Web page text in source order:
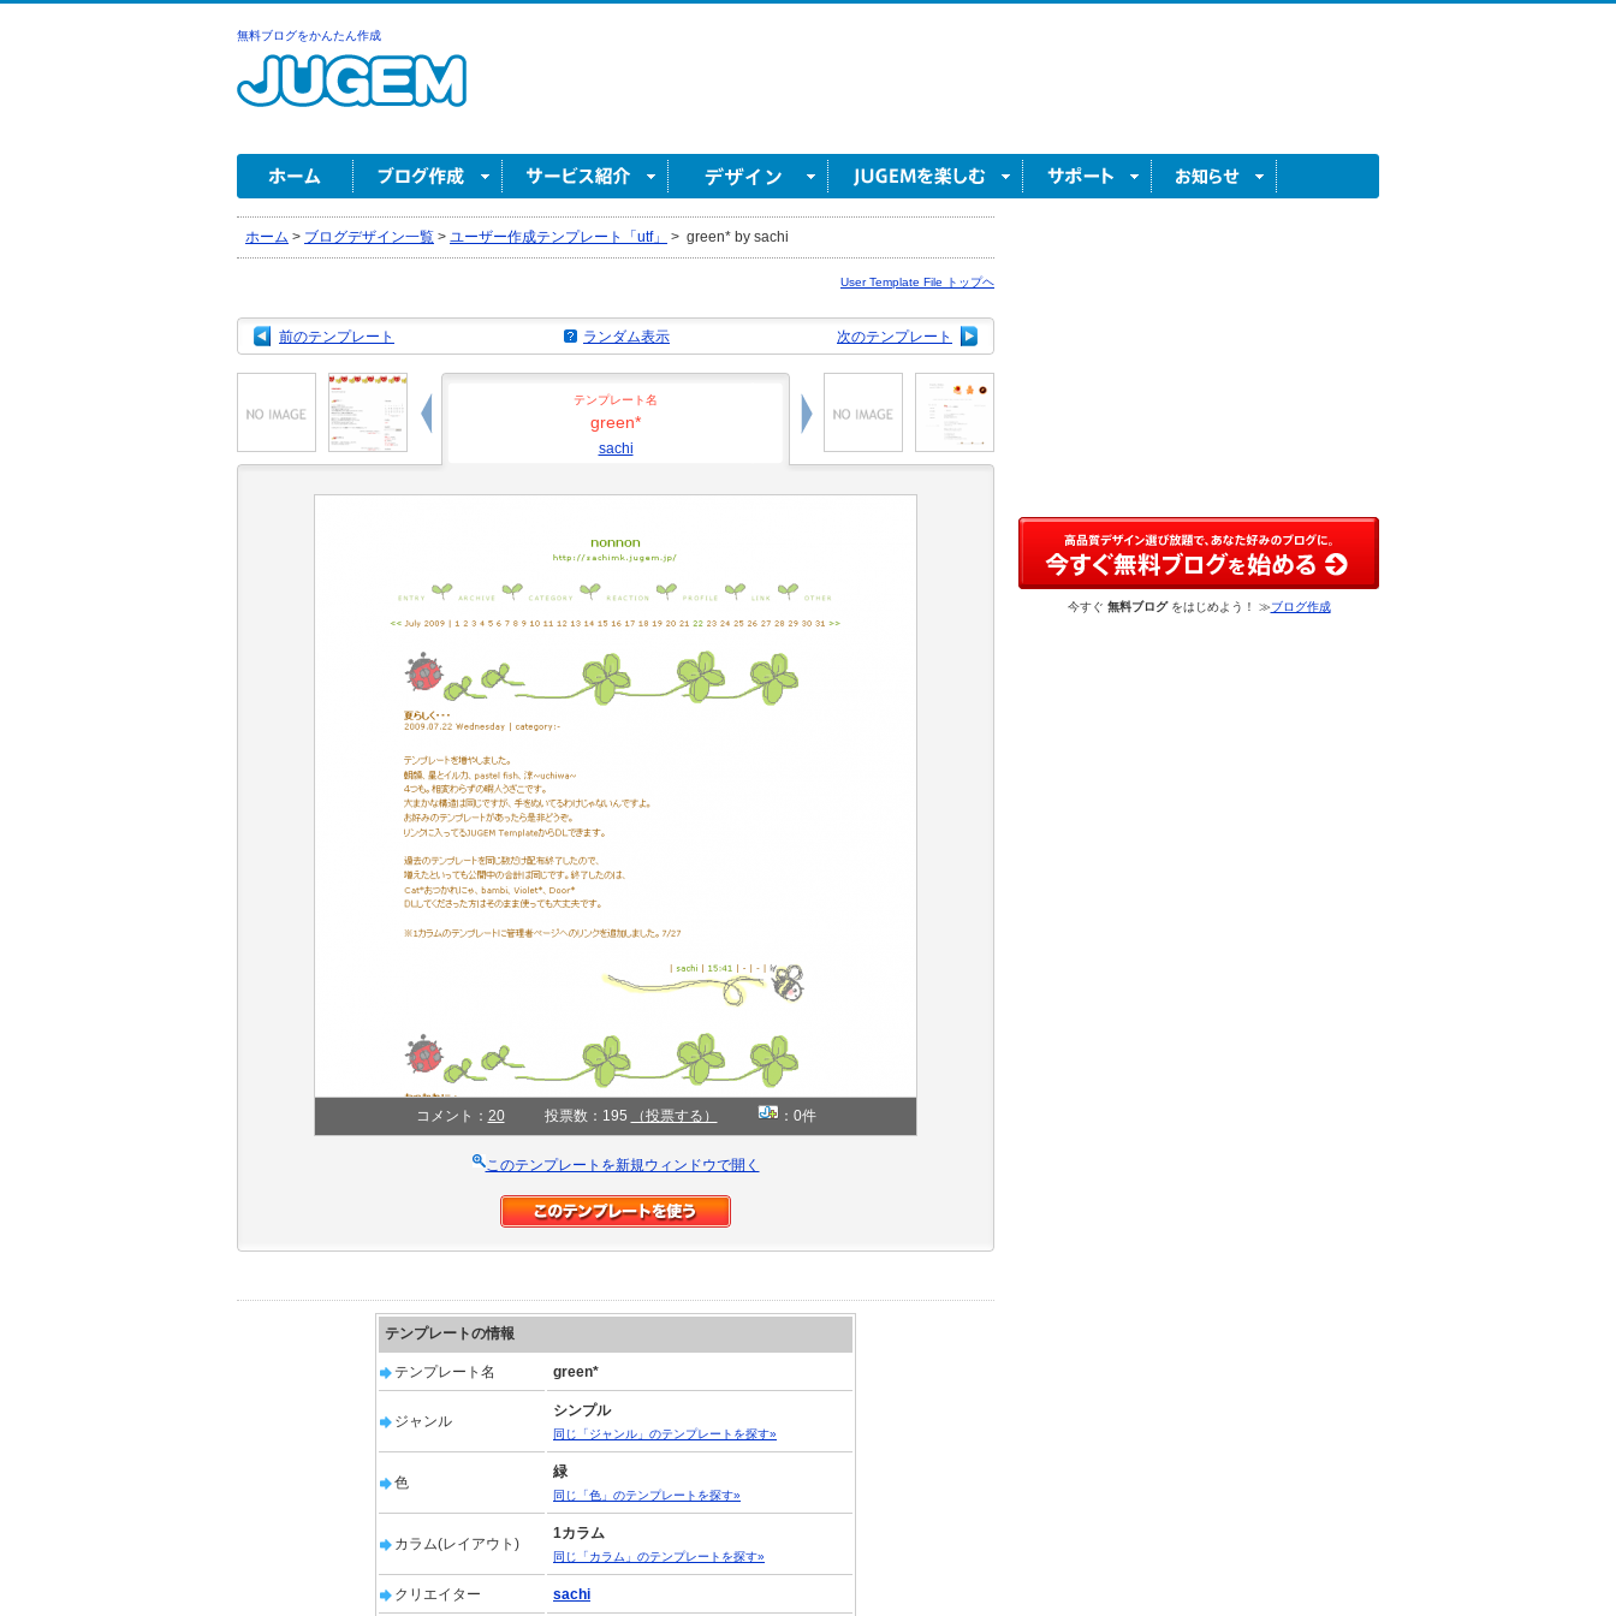
無料ブログをかんたん作成
ホーム > ブログデザイン一覧 > ユーザー作成テンプレート「utf」 > green* by sachi
User Template File トップヘ
前のテンプレート 次のテンプレート
ランダム表示
テンプレート名
green*
sachi
コメント： 20 投票数：195 （投票する） ：0件
このテンプレートを新規ウィンドウで開く
テンプレートの情報
テンプレート名 green*
ジャンル
シンプル
同じ「ジャンル」のテンプレートを探す»
色
緑
同じ「色」のテンプレートを探す»
カラム(レイアウト)
1カラム
同じ「カラム」のテンプレートを探す»
クリエイター sachi
今すぐ 無料ブログをはじめよう！ ≫ブログ作成